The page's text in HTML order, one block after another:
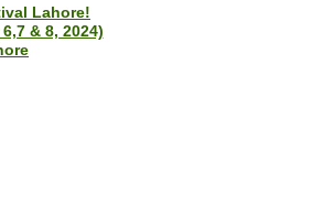
Lahore!
& 8, 2024)